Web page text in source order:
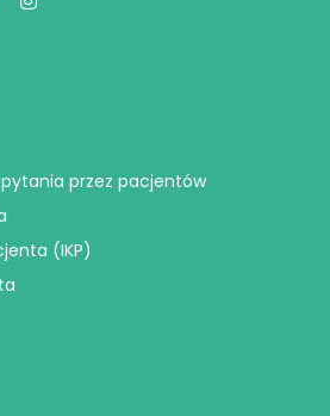
przez pacjentów
(IKP)